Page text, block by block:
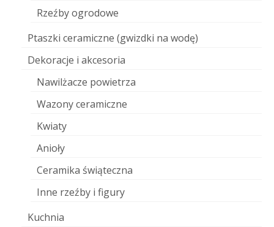
Rzeźby ogrodowe
Ptaszki ceramiczne (gwizdki na wodę)
Dekoracje i akcesoria
Nawilżacze powietrza
Wazony ceramiczne
Kwiaty
Anioły
Ceramika świąteczna
Inne rzeźby i figury
Kuchnia